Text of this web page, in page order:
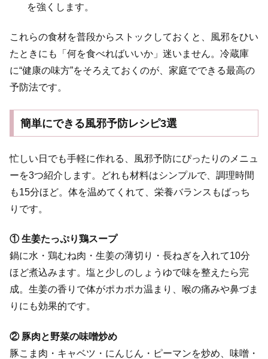
を強くします。
これらの食材を普段からストックしておくと、風邪をひい
たときにも「何を食べればいいか」迷いません。冷蔵庫
に“健康の味方”をそろえておくのが、家庭でできる最高の
予防法です。
簡単にできる風邪予防レシピ3選
忙しい日でも手軽に作れる、風邪予防にぴったりのメニュ
ーを3つ紹介します。どれも材料はシンプルで、調理時間
も15分ほど。体を温めてくれて、栄養バランスもばっち
りです。
① 生姜たっぷり鶏スープ
鍋に水・鶏むね肉・生姜の薄切り・長ねぎを入れて10分
ほど煮込みます。塩と少しのしょうゆで味を整えたら完
成。生姜の香りで体がポカポカ温まり、喉の痛みや鼻づま
りにも効果的です。
② 豚肉と野菜の味噌炒め
豚こま肉・キャベツ・にんじん・ピーマンを炒め、味噌・